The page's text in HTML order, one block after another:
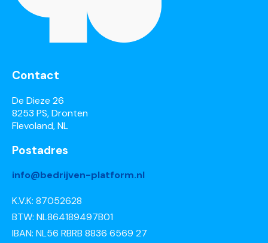
Contact
De Dieze 26
8253 PS, Dronten
Flevoland, NL
Postadres
info@bedrijven-platform.nl
K.V.K: 87052628
BTW: NL864189497B01
IBAN: NL56 RBRB 8836 6569 27